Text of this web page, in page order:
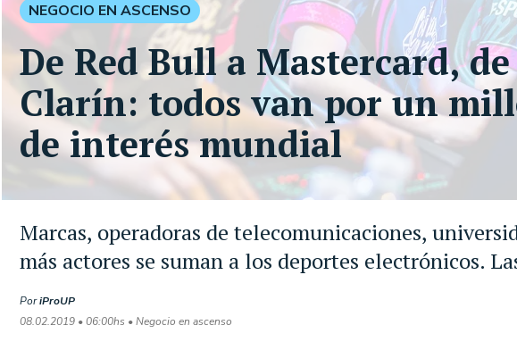
Marcas, operadoras de telecomunicaciones,
más actores se suman a los deportes electrónicos.
PoriProUP
08.02.2019 • 06:00hs • Negocio en ascenso
NEGOCIO EN ASCENSO
De Red Bull a Mastercard,
Clarín: todos van por un
de interés mundial